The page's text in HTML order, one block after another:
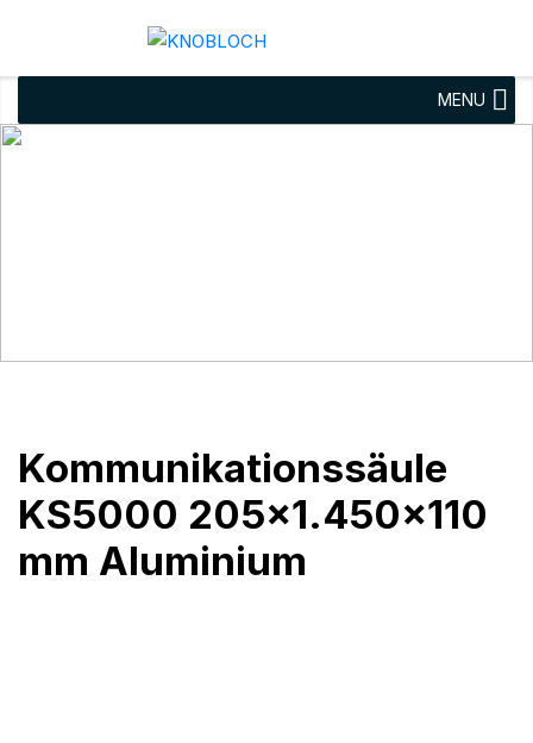
MENU
Kommunikationssäule
KS5000 205×1.450×110
mm Aluminium